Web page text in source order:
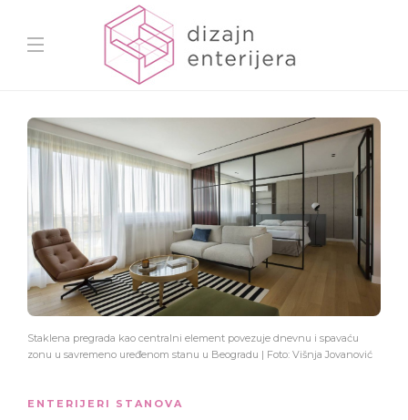
Staklena pregrada kao centralni element povezuje dnevnu i spavaću
zonu u savremeno uređenom stanu u Beogradu | Foto: Višnja Jovanović
ENTERIJERI STANOVA